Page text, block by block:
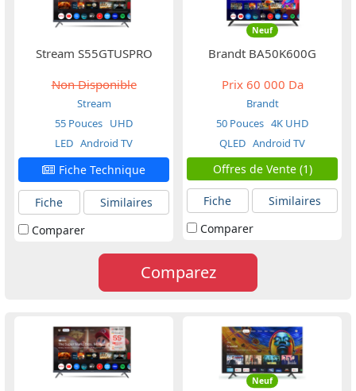
Stream S55GTUSPRO
Non Disponible
Stream
55 Pouces UHD
LED Android TV
Fiche Technique
Fiche
Similaires
Comparer
Neuf
Brandt BA50K600G
Prix60 000 Da
Brandt
50 Pouces 4K UHD
QLED Android TV
Offres de Vente (1)
Fiche
Similaires
Comparer
Comparez
Neuf